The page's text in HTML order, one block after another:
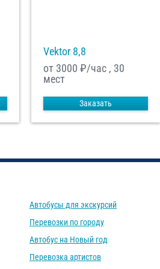
Vektor 8,8
от 3000 ₽/час , 30
мест
Заказать
Автобусы для экскурсий
Перевозки по городу
Автобус на Новый год
Перевозка артистов